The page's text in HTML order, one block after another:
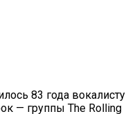
83 года вокалисту
— группы The Rolling